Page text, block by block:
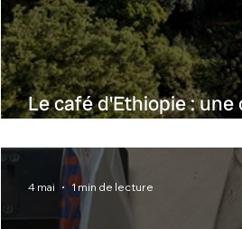
Le café d'Ethiopie :
4 mai 1 min de lecture